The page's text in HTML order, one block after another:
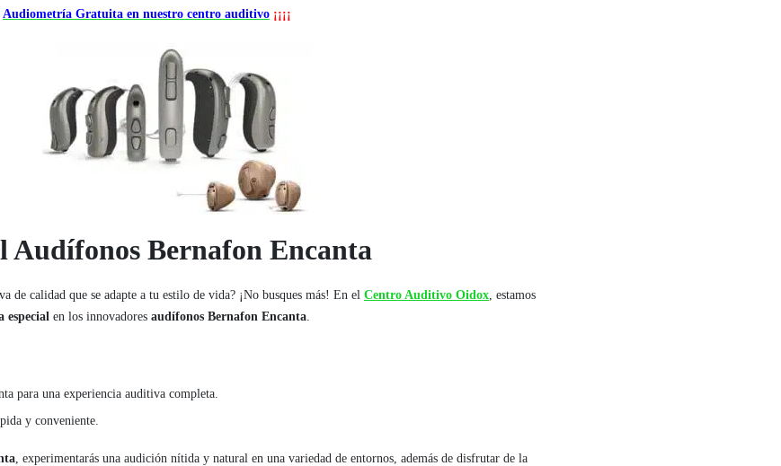
Audiometría Gratuita en nuestro centro auditivo ¡¡¡¡
Audífonos Bernafon Encanta
de calidad que se adapte a tu estilo de vida? ¡No busques más! En el Centro Auditivo Oidox, estamos
especial en los innovadores audífonos Bernafon Encanta.
para una experiencia auditiva completa.
y conveniente.
, experimentarás una audición nítida y natural en una variedad de entornos, además de disfrutar de la